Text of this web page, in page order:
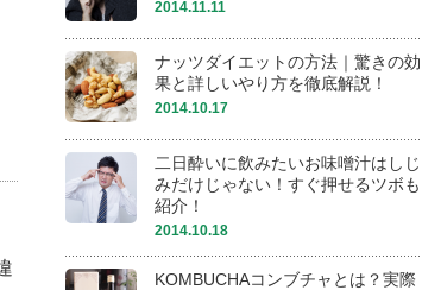
2014.11.11
ナッツダイエットの方法｜驚きの効
果と詳しいやり方を徹底解説！
2014.10.17
二日酔いに飲みたいお味噌汁はしじ
みだけじゃない！すぐ押せるツボも
紹介！
2014.10.18
KOMBUCHAコンブチャとは？実際